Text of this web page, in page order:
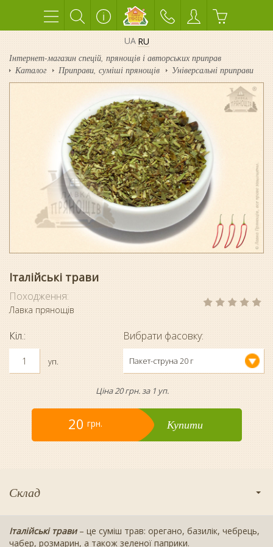
UA RU
Інтернет-магазин спецій, прянощів і авторських приправ
Каталог
Приправи, суміші прянощів Універсальні приправи
Італійські трави
Походження:
Лавка прянощів
Кіл.:
уп.
Вибрати фасовку:
Пакет-струна 20 г
Ціна 20 грн. за 1 уп.
20 грн. Купити
Склад
Італійські трави– це суміш трав: орегано, базилік, чебрець,
чабер, розмарин, а також зеленої паприки.